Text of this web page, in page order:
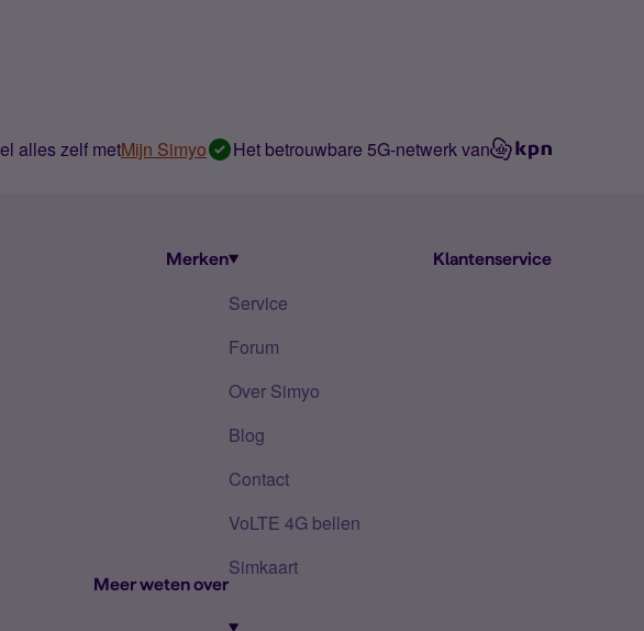
alles zelf metMijn Simyo Het betrouwbare 5G-netwerk van
Merken
Meer weten over
Klantenservice
Service
Forum
Over Simyo
Blog
Contact
VoLTE 4G bellen
Simkaart